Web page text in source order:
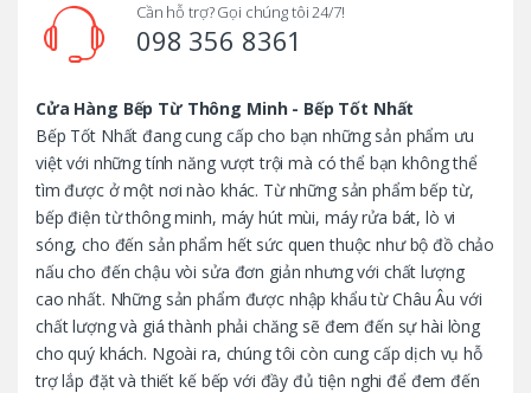
Cần hỗ trợ? Gọi chúng tôi 24/7!
098 356 8361
Cửa Hàng Bếp Từ Thông Minh - Bếp Tốt Nhất
Bếp Tốt Nhất đang cung cấp cho bạn những sản phẩm ưu
việt với những tính năng vượt trội mà có thể bạn không thể
tìm được ở một nơi nào khác. Từ những sản phẩm bếp từ,
bếp điện từ thông minh, máy hút mùi, máy rửa bát, lò vi
sóng, cho đến sản phẩm hết sức quen thuộc như bộ đồ chảo
nấu cho đến chậu vòi sửa đơn giản nhưng với chất lượng
cao nhất. Những sản phẩm được nhập khẩu từ Châu Âu với
chất lượng và giá thành phải chăng sẽ đem đến sự hài lòng
cho quý khách. Ngoài ra, chúng tôi còn cung cấp dịch vụ hỗ
trợ lắp đặt và thiết kế bếp với đầy đủ tiện nghi để đem đến